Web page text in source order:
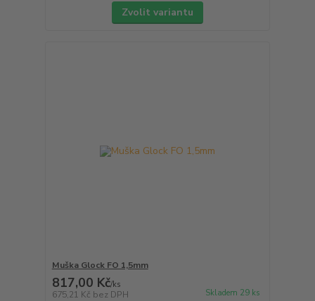
Zvolit variantu
Muška Glock FO 1,5mm
817,00 Kč/ks
675,21 Kč bez DPH Skladem 29 ks